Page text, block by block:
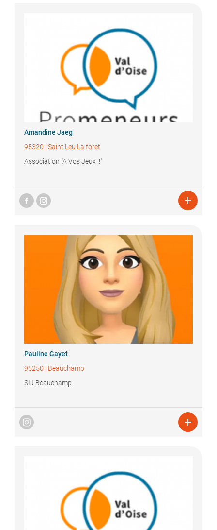
Amandine Jaeg
95320 | Saint Leu La foret
Association "A Vos Jeux !!"

Pauline Gayet
95250 | Beauchamp
SIJ Beauchamp
